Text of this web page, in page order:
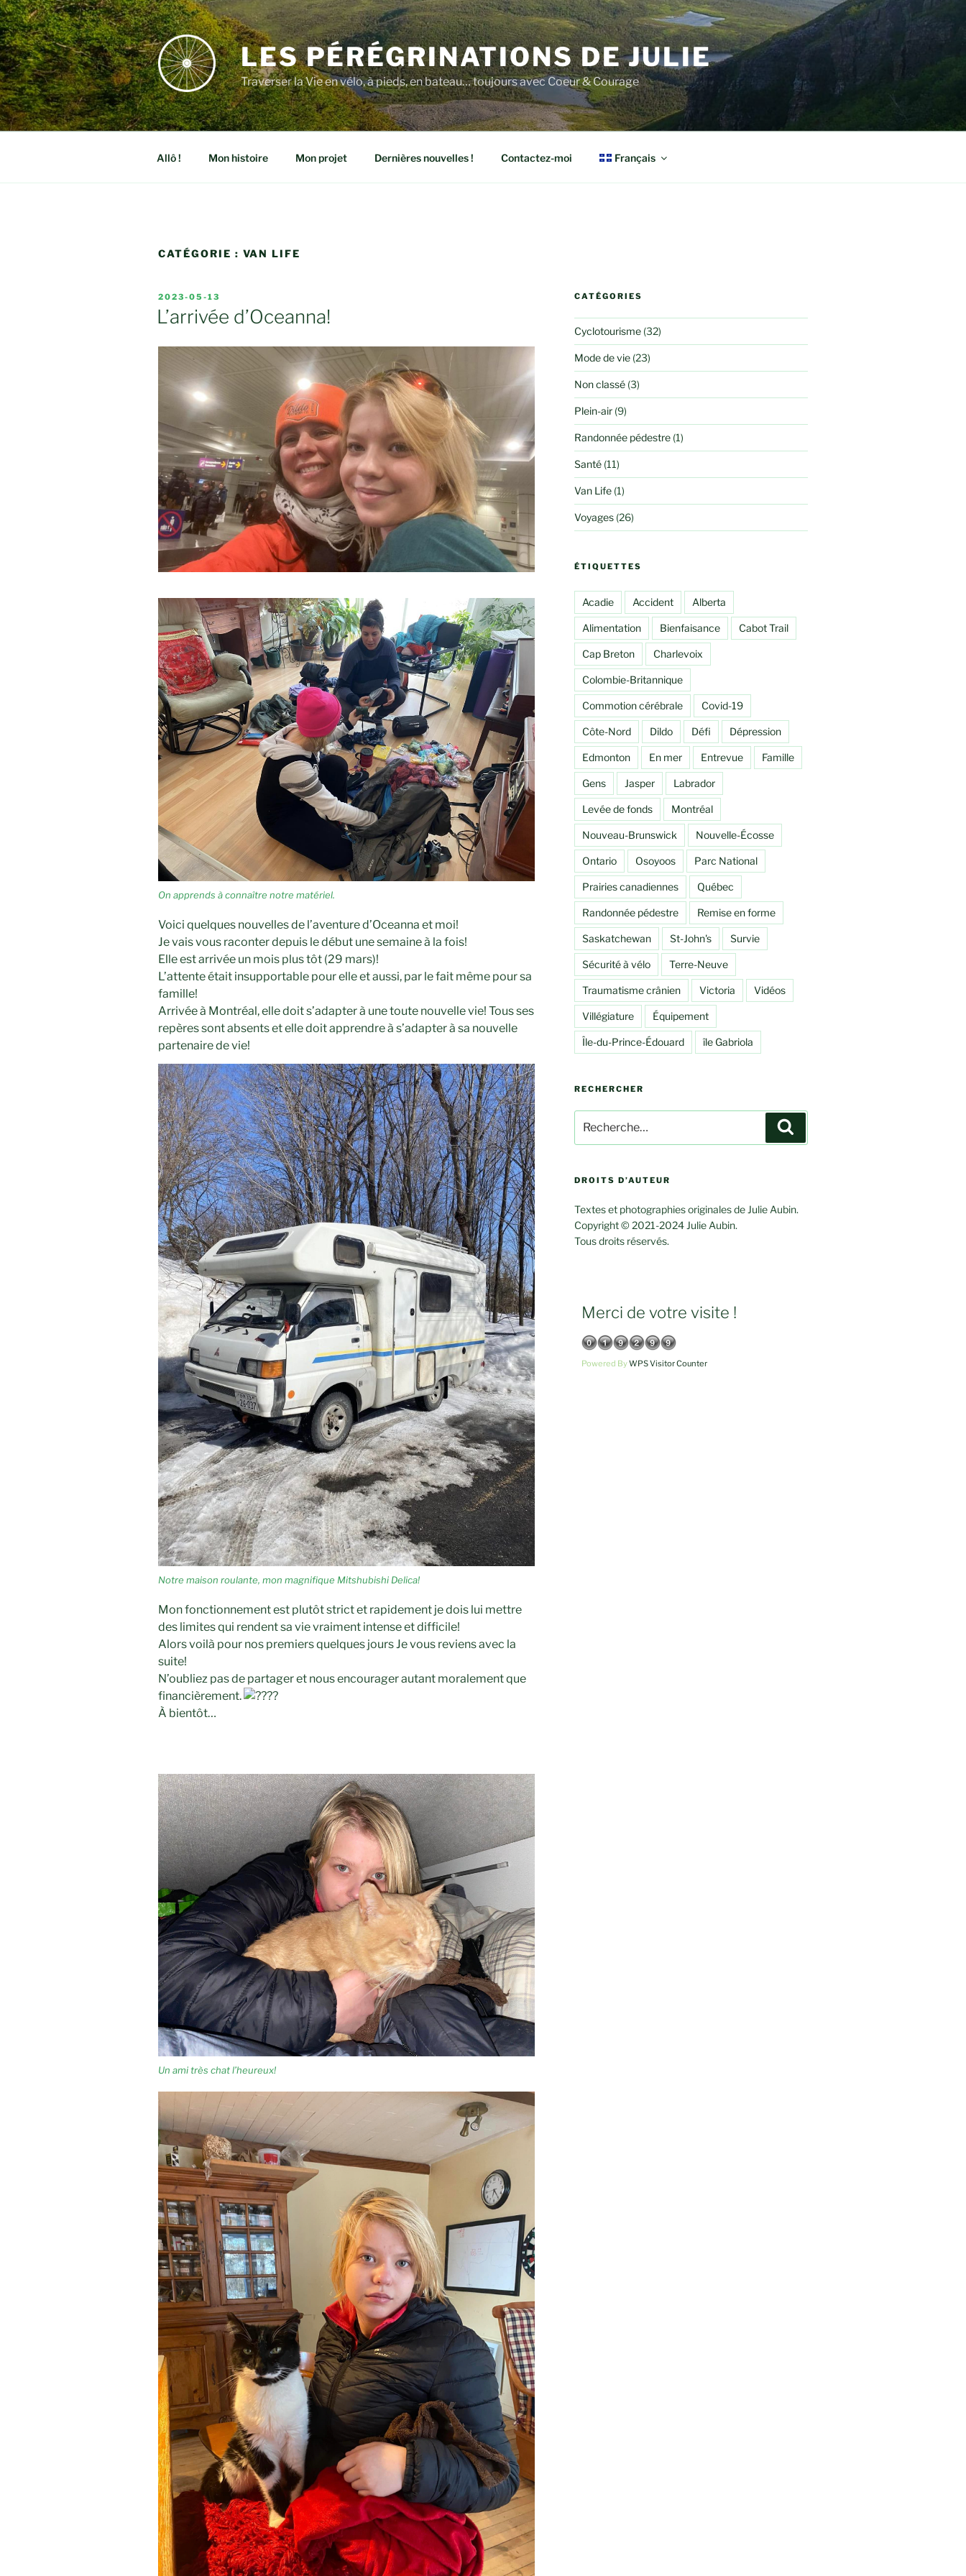
Aller
au
contenu
LES PÉRÉGRINATIONS DE JULIE
Traverser la Vie en vélo, à pieds, en bateau… toujours avec Coeur & Courage
Allô ! Mon histoire Mon projet Dernières nouvelles ! Contactez-moi Français
CATÉGORIE : VAN LIFE
PUBLIÉ
LE
2023-05-13
L’arrivée d’Oceanna!
On apprends à connaître notre matériel.
Voici quelques nouvelles de l’aventure d’Oceanna et moi!
Je vais vous raconter depuis le début une semaine à la fois!
Elle est arrivée un mois plus tôt (29 mars)!
L’attente était insupportable pour elle et aussi, par le fait même pour sa
famille!
Arrivée à Montréal, elle doit s’adapter à une toute nouvelle vie! Tous ses
repères sont absents et elle doit apprendre à s’adapter à sa nouvelle
partenaire de vie!
Notre maison roulante, mon magnifique Mitshubishi Delica!
Mon fonctionnement est plutôt strict et rapidement je dois lui mettre
des limites qui rendent sa vie vraiment intense et difficile!
Alors voilà pour nos premiers quelques jours Je vous reviens avec la
suite!
N’oubliez pas de partager et nous encourager autant moralement que
financièrement.
À bientôt…
Un ami très chat l’heureux!
CATÉGORIES
Cyclotourisme(32)
Mode de vie(23)
Non classé(3)
Plein-air(9)
Randonnée pédestre(1)
Santé(11)
Van Life(1)
Voyages(26)
ÉTIQUETTES
Acadie Accident Alberta
Alimentation Bienfaisance Cabot Trail
Cap Breton Charlevoix
Colombie-Britannique
Commotion cérébrale Covid-19
Côte-Nord Dildo Défi Dépression
Edmonton En mer Entrevue Famille
Gens Jasper Labrador
Levée de fonds Montréal
Nouveau-Brunswick Nouvelle-Écosse
Ontario Osoyoos Parc National
Prairies canadiennes Québec
Randonnée pédestre Remise en forme
Saskatchewan St-John's Survie
Sécurité à vélo Terre-Neuve
Traumatisme crânien Victoria Vidéos
Villégiature Équipement
Île-du-Prince-Édouard île Gabriola
RECHERCHER
DROITS D’AUTEUR
Textes et photographies originales de Julie Aubin.
Copyright © 2021-2024 Julie Aubin.
Tous droits réservés.
Merci de votre visite !
Powered ByWPS Visitor Counter